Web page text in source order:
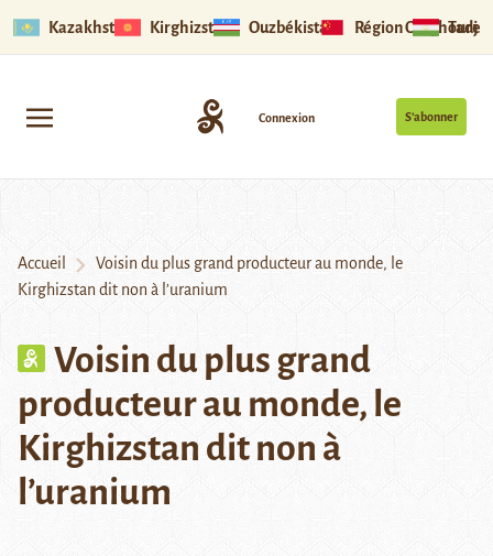
Kazakhstan Kirghizstan Ouzbékistan Région Ouïghoure
S’abonner
Connexion
Accueil
Voisin du plus grand producteur au monde, le
Kirghizstan dit non à l’uranium
Voisin du plus grand
producteur au monde, le
Kirghizstan dit non à
l’uranium